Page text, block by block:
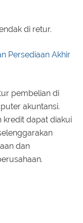
di retur.
Persediaan Akhir
pembelian di
akuntansi.
kredit dapat diakui
dan